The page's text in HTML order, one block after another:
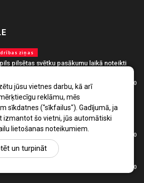
jūsu vietnes darbu, kā arī
reklāmu, mēs
sīkdatnes ("sīkfailus"). Gadījumā, ja
izmantot šo vietni, jūs automātiski
lietošanas noteikumiem.
un turpināt
ziņas
pilsētas svētku pasākumu laikā noteikti
09 , 2026 0
un izglītība
Jēkabpils pilsētas svētku – “Divi krasti,
- nedēļa, pasākumi katru dienu
0
gaidāms vēsāks laiks
0